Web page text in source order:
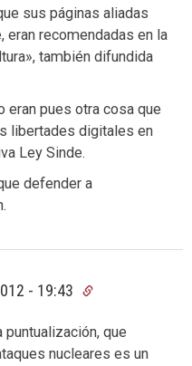
sus páginas aliadas
eran recomendadas en la
también difundida
eran pues otra cosa que
libertades digitales en
Ley Sinde.
defender a
- 19:43
puntualización, que
nucleares es un